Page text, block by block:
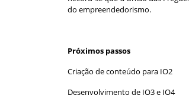
do empreendedorismo.
Próximos passos
Criação de conteúdo para IO2
Desenvolvimento de IO3 e IO4